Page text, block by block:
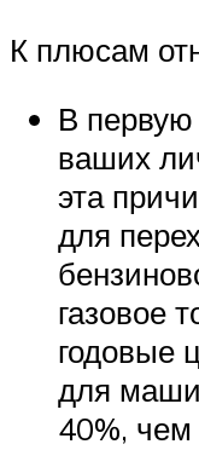
К плюсам
В первую
ваших
эта
для
газовое
годовые
для
40%, чем